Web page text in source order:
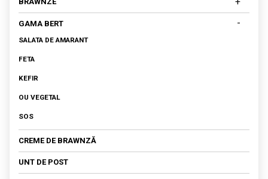
DIN OVĂZ
BRAWNZE
BRAWNZĂ PROASPĂTĂ
GAMA BERT
SALATA DE AMARANT
FETA
KEFIR
OU VEGETAL
SOS
-
CREME DE BRAWNZĂ
UNT DE POST